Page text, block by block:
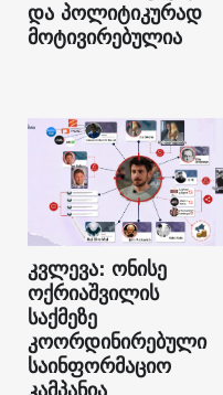
და პოლიტიკურად
მოტივირებულია
კვლევა: ონისე
ოქრიაშვილის
საქმეზე
კოორდინირებული
საინფორმაციო